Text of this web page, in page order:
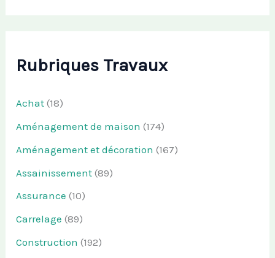
Rubriques Travaux
Achat (18)
Aménagement de maison (174)
Aménagement et décoration (167)
Assainissement (89)
Assurance (10)
Carrelage (89)
Construction (192)